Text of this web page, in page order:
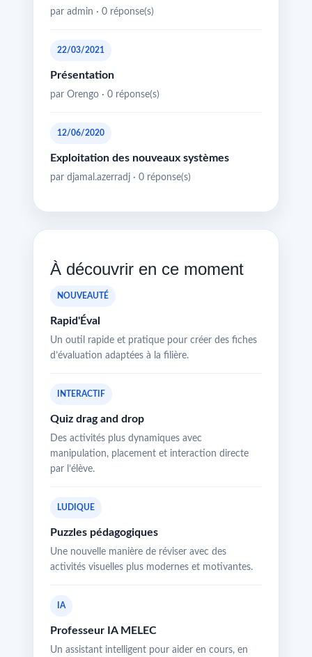
par admin · 0 réponse(s)
22/03/2021
Présentation
par Orengo · 0 réponse(s)
12/06/2020
Exploitation des nouveaux systèmes
par djamal.azerradj · 0 réponse(s)
À découvrir en ce moment
NOUVEAUTÉ
Rapid'Éval
Un outil rapide et pratique pour créer des fiches
d’évaluation adaptées à la filière.
INTERACTIF
Quiz drag and drop
Des activités plus dynamiques avec
manipulation, placement et interaction directe
par l’élève.
LUDIQUE
Puzzles pédagogiques
Une nouvelle manière de réviser avec des
activités visuelles plus modernes et motivantes.
IA
Professeur IA MELEC
Un assistant intelligent pour aider en cours, en